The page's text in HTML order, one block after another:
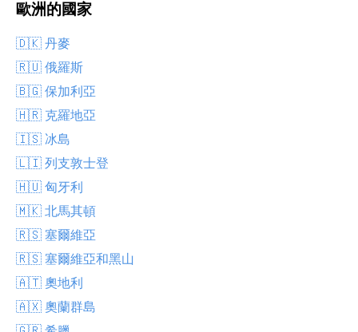
歐洲的國家
🇩🇰 丹麥
🇷🇺 俄羅斯
🇧🇬 保加利亞
🇭🇷 克羅地亞
🇮🇸 冰島
🇱🇮 列支敦士登
🇭🇺 匈牙利
🇲🇰 北馬其頓
🇷🇸 塞爾維亞
🇷🇸 塞爾維亞和黑山
🇦🇹 奧地利
🇦🇽 奧蘭群島